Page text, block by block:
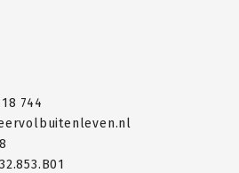
744